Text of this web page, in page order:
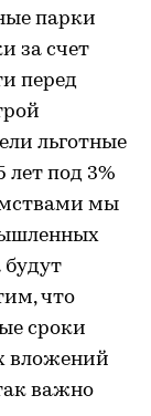
парки
за счет
перед
льготные
под 3%
мы
будут
что
сроки
вложений
важно